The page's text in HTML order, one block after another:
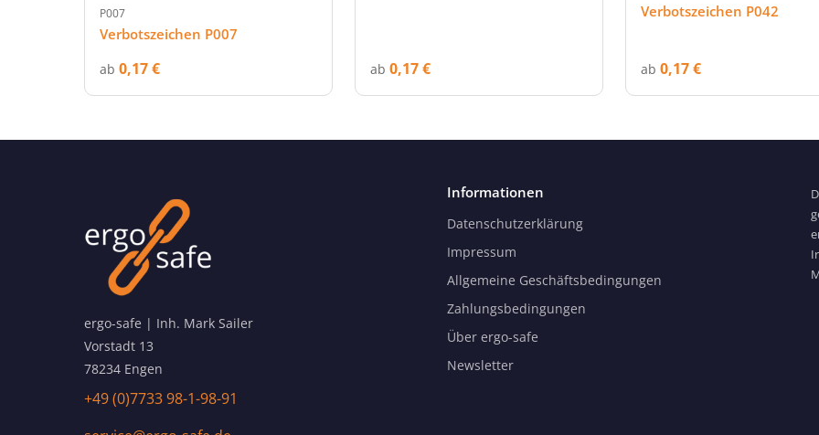
P007
Verbotszeichen P007
ab 0,17 € ab 0,17 €
Verbotszeichen P042
ab 0,17 €
ergo-safe | Inh. Mark Sailer
Vorstadt 13
78234 Engen
+49 (0)7733 98-1-98-91
Informationen
Datenschutzerklärung
Impressum
Allgemeine Geschäftsbedingungen
Zahlungsbedingungen
Über ergo-safe
Newsletter